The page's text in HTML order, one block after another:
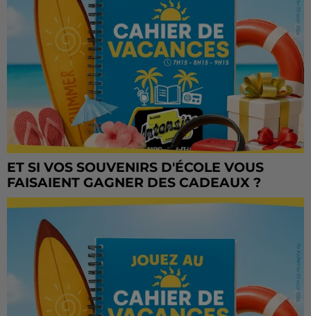
ET SI VOS SOUVENIRS D'ÉCOLE VOUS
FAISAIENT GAGNER DES CADEAUX ?